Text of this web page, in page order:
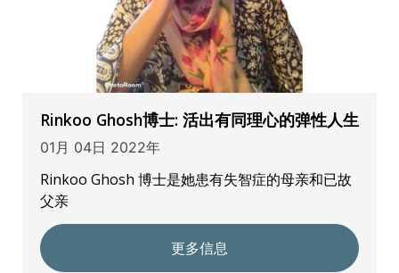
Rinkoo Ghosh博士: 活出有同理心的弹性人生
01月 04日 2022年
Rinkoo Ghosh 博士是她患有失智症的母亲和已故
父亲
更多信息